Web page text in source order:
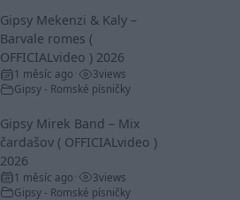
Gipsy Mekenzi & Kaly –
Barvale romes (
OFFICIALvideo ) 2026
1 měsíc ago 3views
Gipsy - Romské písničky
Gipsy Mirek Band – Mix
čardašov ( OFFICIALvideo )
2026
1 měsíc ago 3views
Gipsy - Romské písničky